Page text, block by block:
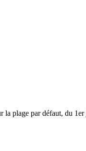
la plage par défaut, du